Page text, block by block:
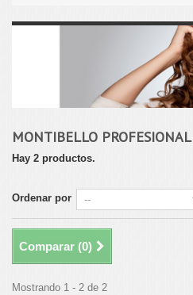
MONTIBELLO PROFESIONAL
Hay 2 productos.
Ordenar por
Comparar (0)
Mostrando 1 - 2 de 2